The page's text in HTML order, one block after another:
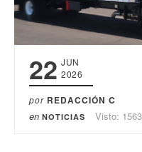
22 JUN
2026
por REDACCIÓN C
en NOTICIAS Visto: 1563